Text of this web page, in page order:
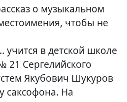
о музыкальном
чтобы не
в детской школе
21 Сергелийского
Якубович Шукуров
саксофона. На